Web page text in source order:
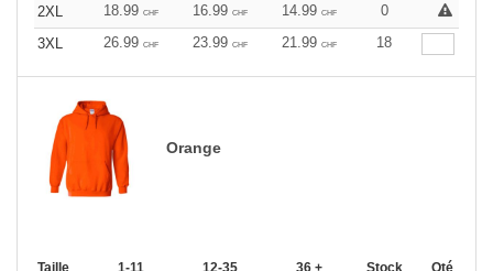
2XL
18.99 CHF 16.99 CHF 14.99 CHF
0
3XL
26.99 CHF 23.99 CHF 21.99 CHF 18
Orange
Taille 1-11 12-35 36 + Stock Qté